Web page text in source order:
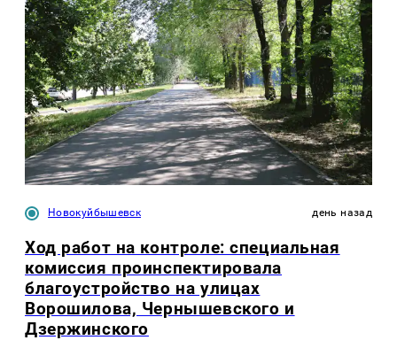
Новокуйбышевск день назад
Ход работ на контроле: специальная
комиссия проинспектировала
благоустройство на улицах
Ворошилова, Чернышевского и
Дзержинского